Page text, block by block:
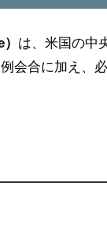
は、米国の中
会合に加え、